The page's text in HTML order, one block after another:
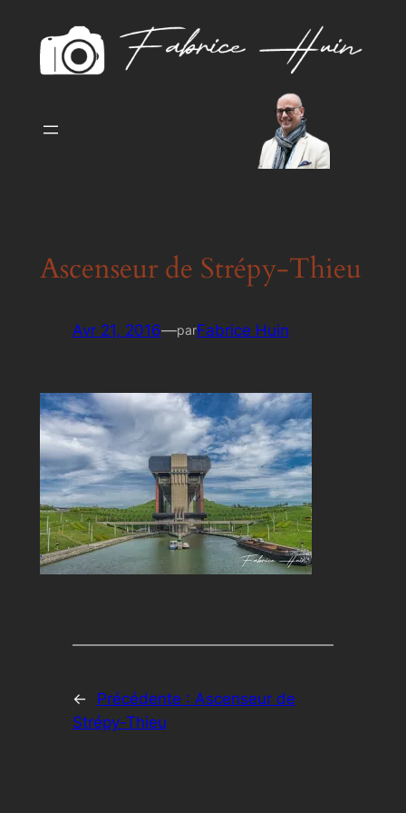
contenu
Ascenseur de Strépy-Thieu
Avr 21, 2016—parFabrice Huin
← Précédente : Ascenseur de
Strépy-Thieu